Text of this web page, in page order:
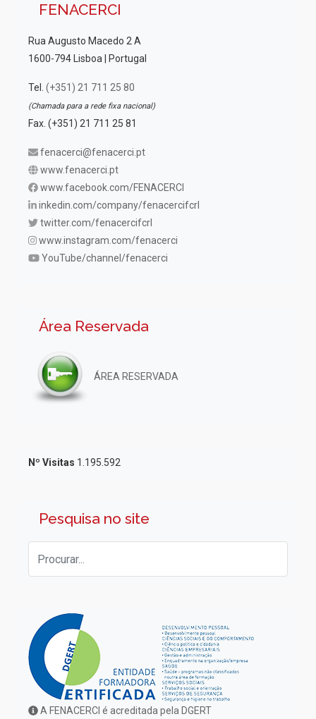
FENACERCI
Rua Augusto Macedo 2 A
1600-794 Lisboa | Portugal
Tel. (+351) 21 711 25 80
(Chamada para a rede fixa nacional)
Fax. (+351) 21 711 25 81
fenacerci@fenacerci.pt
www.fenacerci.pt
www.facebook.com/FENACERCI
inkedin.com/company/fenacercifcrl
twitter.com/fenacercifcrl
www.instagram.com/fenacerci
YouTube/channel/fenacerci
Área Reservada
ÁREA RESERVADA
Nº Visitas 1.195.592
Pesquisa no site
A FENACERCI é acreditada pela DGERT